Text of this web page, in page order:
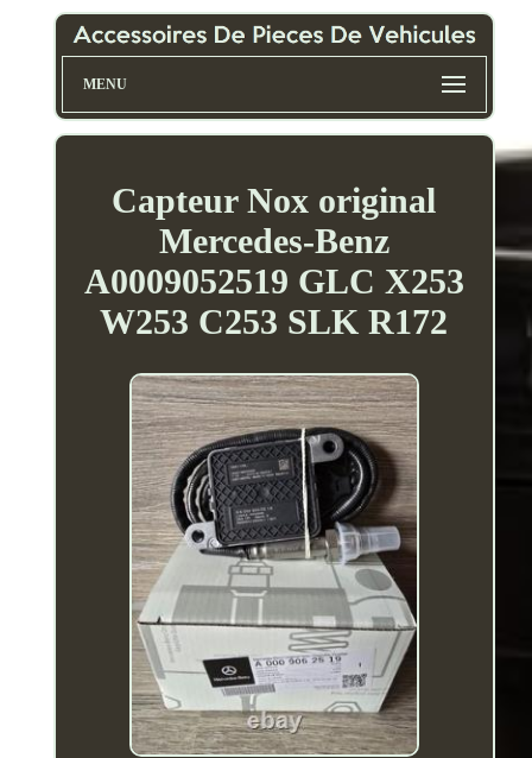
MENU
Capteur Nox original
Mercedes-Benz
A0009052519 GLC X253
W253 C253 SLK R172